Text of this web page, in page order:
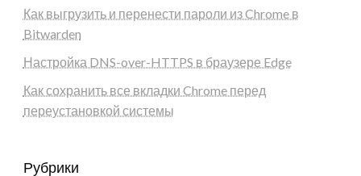
Как выгрузить и перенести пароли из Chrome в
Bitwarden
Настройка DNS-over-HTTPS в браузере Edge
Как сохранить все вкладки Chrome перед
переустановкой системы
Рубрики